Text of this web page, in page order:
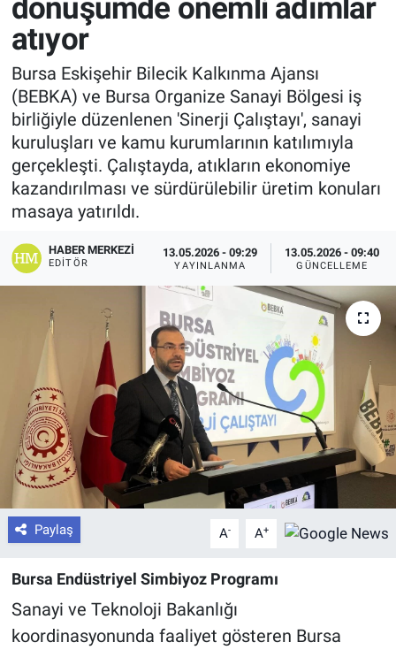
dönüşümde önemli adımlar
atıyor
Bursa Eskişehir Bilecik Kalkınma Ajansı
(BEBKA) ve Bursa Organize Sanayi Bölgesi iş
birliğiyle düzenlenen 'Sinerji Çalıştayı', sanayi
kuruluşları ve kamu kurumlarının katılımıyla
gerçekleşti. Çalıştayda, atıkların ekonomiye
kazandırılması ve sürdürülebilir üretim konuları
masaya yatırıldı.
HABER MERKEZI
EDITÖR
13.05.2026 - 09:29
YAYINLANMA
13.05.2026 - 09:40
GÜNCELLEME
Paylaş A- A+
Bursa Endüstriyel Simbiyoz Programı
Sanayi ve Teknoloji Bakanlığı
koordinasyonunda faaliyet gösteren Bursa